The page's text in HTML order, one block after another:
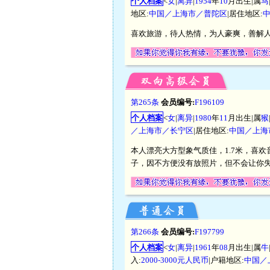
地区:中国／上海市／普陀区|居住地区:
喜欢旅游，待人热情，为人豪爽，善解
第265条 会员编号:F196109
个人档案<女|离异|1980年11 月出生|属猴|
／上海市／长宁区|居住地区:中国／上
本人漂亮大方型象气质佳，1.7米，喜
子，因不方便没有放照片，但不会让你
第266条 会员编号:F197799
个人档案<女|离异|1961 年08 月出生|属牛|
入:2000-3000元人民币|户籍地区:中国／